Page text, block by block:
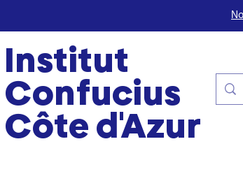
Institut
Confucius
Côte d'Azur